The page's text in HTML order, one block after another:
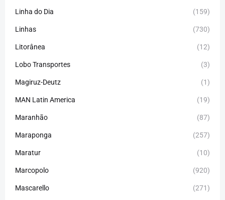
Linha do Dia (159)
Linhas (730)
Litorânea (12)
Lobo Transportes (3)
Magiruz-Deutz (1)
MAN Latin America (19)
Maranhão (87)
Maraponga (257)
Maratur (10)
Marcopolo (920)
Mascarello (271)